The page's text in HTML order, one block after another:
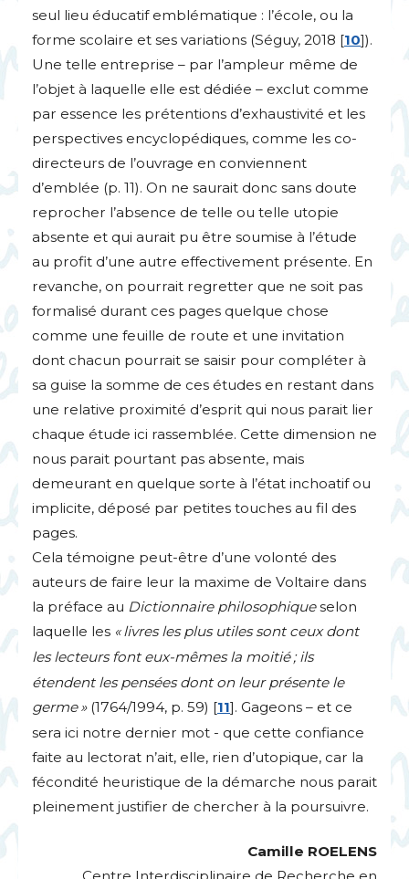
seul lieu éducatif emblématique : l’école, ou la
forme scolaire et ses variations (Séguy, 2018 [10]).
Une telle entreprise – par l’ampleur même de
l’objet à laquelle elle est dédiée – exclut comme
par essence les prétentions d’exhaustivité et les
perspectives encyclopédiques, comme les co-
directeurs de l’ouvrage en conviennent
d’emblée (p. 11). On ne saurait donc sans doute
reprocher l’absence de telle ou telle utopie
absente et qui aurait pu être soumise à l’étude
au profit d’une autre effectivement présente. En
revanche, on pourrait regretter que ne soit pas
formalisé durant ces pages quelque chose
comme une feuille de route et une invitation
dont chacun pourrait se saisir pour compléter à
sa guise la somme de ces études en restant dans
une relative proximité d’esprit qui nous parait lier
chaque étude ici rassemblée. Cette dimension ne
nous parait pourtant pas absente, mais
demeurant en quelque sorte à l’état inchoatif ou
implicite, déposé par petites touches au fil des
pages.
Cela témoigne peut-être d’une volonté des
auteurs de faire leur la maxime de Voltaire dans
la préface au Dictionnaire philosophiqueselon
laquelle les « livres les plus utiles sont ceux dont
les lecteurs font eux-mêmes la moitié ; ils
étendent les pensées dont on leur présente le
germe »(1764/1994, p. 59) [11]. Gageons – et ce
sera ici notre dernier mot - que cette confiance
faite au lectorat n’ait, elle, rien d’utopique, car la
fécondité heuristique de la démarche nous parait
pleinement justifier de chercher à la poursuivre.
Camille ROELENS